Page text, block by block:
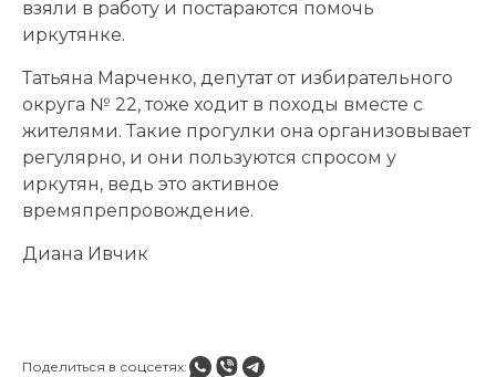
взяли в работу и постараются помочь
иркутянке.
Татьяна Марченко, депутат от избирательного
округа № 22, тоже ходит в походы вместе с
жителями. Такие прогулки она организовывает
регулярно, и они пользуются спросом у
иркутян, ведь это активное
времяпрепровождение.
Диана Ивчик
Поделиться в соцсетях: